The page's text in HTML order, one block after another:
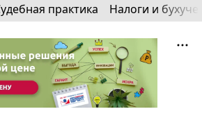
практика Налоги и